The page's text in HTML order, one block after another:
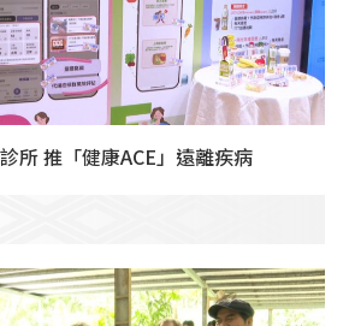
所 推「健康ACE」遠離疾病